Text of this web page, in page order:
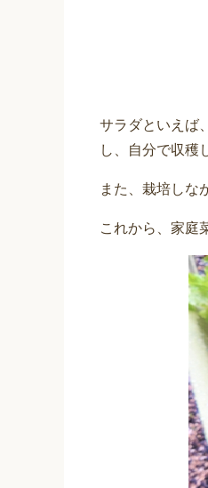
サラダといえば
し、自分で収穫
また、栽培しな
これから、家庭